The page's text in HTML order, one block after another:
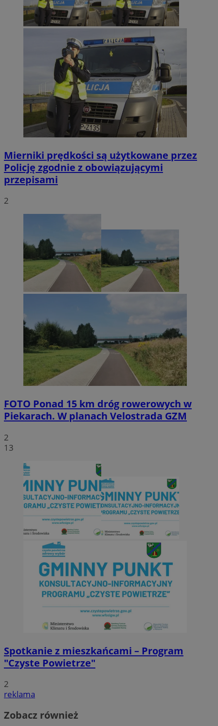
Mierniki prędkości są użytkowane przez
Policję zgodnie z obowiązującymi
przepisami
2
FOTO Ponad 15 km dróg rowerowych w
Piekarach. W planach Velostrada GZM
2
13
Spotkanie z mieszkańcami – Program
"Czyste Powietrze"
2
reklama
Zobacz również